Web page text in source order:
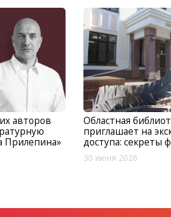
авторов
Прилепина»
Областная
приглашает на
доступа: секреты
30 июня 2026